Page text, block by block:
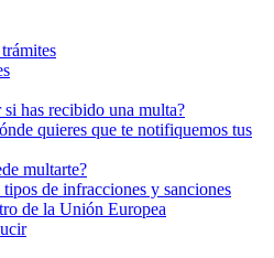
si has recibido una multa?
quieres que te notifiquemos tus
multarte?
de infracciones y sanciones
de la Unión Europea